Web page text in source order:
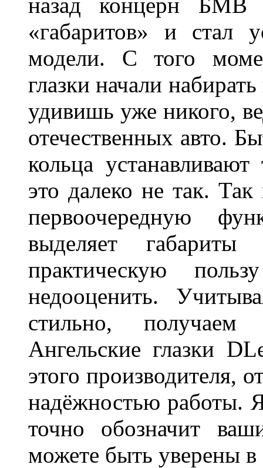
«габаритов» и стал
модели. С того
глазки начали
удивишь уже никого,
отечественных авто.
кольца
это далеко не так. Так
первоочередную
выделяет
практическую
недооценить.
стильно,
Ангельские глазки
этого производителя,
надёжностью работы.
точно обозначит
можете быть уверены